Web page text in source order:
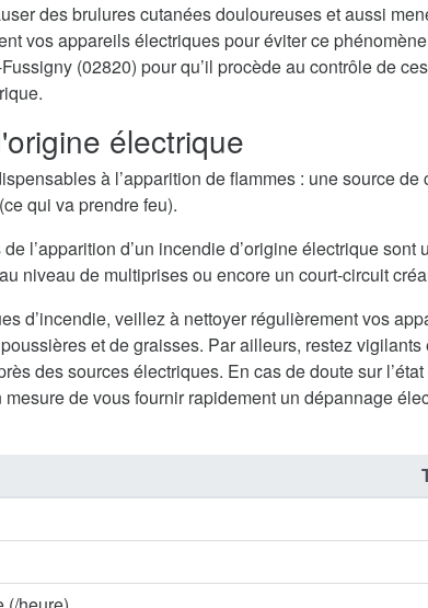
des brulures cutanées douloureuses et aussi
vos appareils électriques pour éviter ce
(02820) pour qu’il procède au contrôle de
électrique
à l’apparition de flammes : une source de
qui va prendre feu).
l’apparition d’un incendie d’origine électrique sont
niveau de multiprises ou encore un court-circuit
d’incendie, veillez à nettoyer régulièrement vos
et de graisses. Par ailleurs, restez vigilants
des sources électriques. En cas de doute sur
de vous fournir rapidement un dépannage